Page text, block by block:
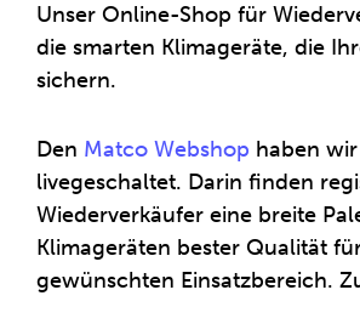
Unser Online-Shop für
die smarten Klimageräte, die
sichern.
Den Matco Webshop haben
livegeschaltet. Darin finden
Wiederverkäufer eine breite
Klimageräten bester Qualität
gewünschten Einsatzbereich.